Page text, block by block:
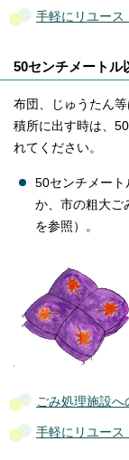
手軽にリユース
50センチメートル
布団、じゅうたん
積所に出す時は、
れてください。
50センチメート
か、市の粗大ご
を参照）。
ごみ処理施設へ
手軽にリユース